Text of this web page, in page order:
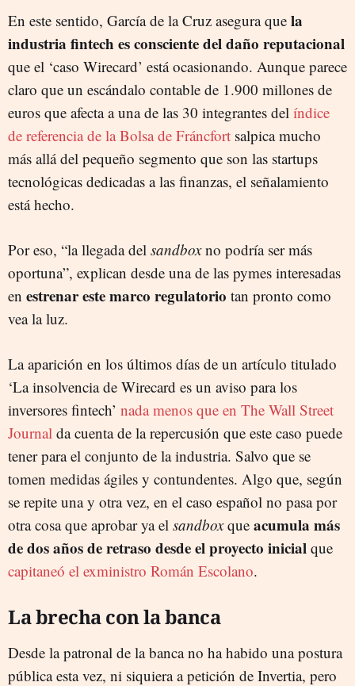
En este sentido, García de la Cruz asegura que la
industria fintech es consciente del daño reputacional
que el ‘caso Wirecard’ está ocasionando. Aunque parece
claro que un escándalo contable de 1.900 millones de
euros que afecta a una de las 30 integrantes del índice
de referencia de la Bolsa de Fráncfort salpica mucho
más allá del pequeño segmento que son las startups
tecnológicas dedicadas a las finanzas, el señalamiento
está hecho.
Por eso, “la llegada del sandboxno podría ser más
oportuna”, explican desde una de las pymes interesadas
en estrenar este marco regulatorio tan pronto como
vea la luz.
La aparición en los últimos días de un artículo titulado
‘La insolvencia de Wirecard es un aviso para los
inversores fintech’ nada menos que en The Wall Street
Journal da cuenta de la repercusión que este caso puede
tener para el conjunto de la industria. Salvo que se
tomen medidas ágiles y contundentes. Algo que, según
se repite una y otra vez, en el caso español no pasa por
otra cosa que aprobar ya el sandboxque acumula más
de dos años de retraso desde el proyecto inicial que
capitaneó el exministro Román Escolano.
La brecha con la banca
Desde la patronal de la banca no ha habido una postura
pública esta vez, ni siquiera a petición de Invertia, pero